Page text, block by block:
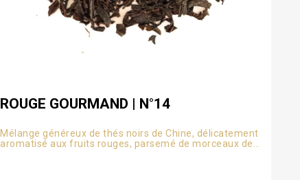
ROUGE GOURMAND | N°14
Mélange généreux de thés noirs de Chine, délicatement
aromatisé aux fruits rouges, parsemé de morceaux de